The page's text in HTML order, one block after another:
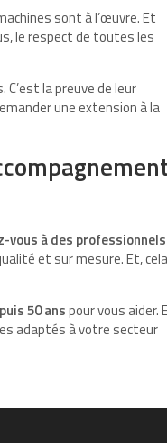
sont à l’œuvre. Et
le respect de toutes les
la preuve de leur
une extension à la
vous à des professionnels
et sur mesure. Et, cela
50 anspour vous aider.
adaptés à votre secteur